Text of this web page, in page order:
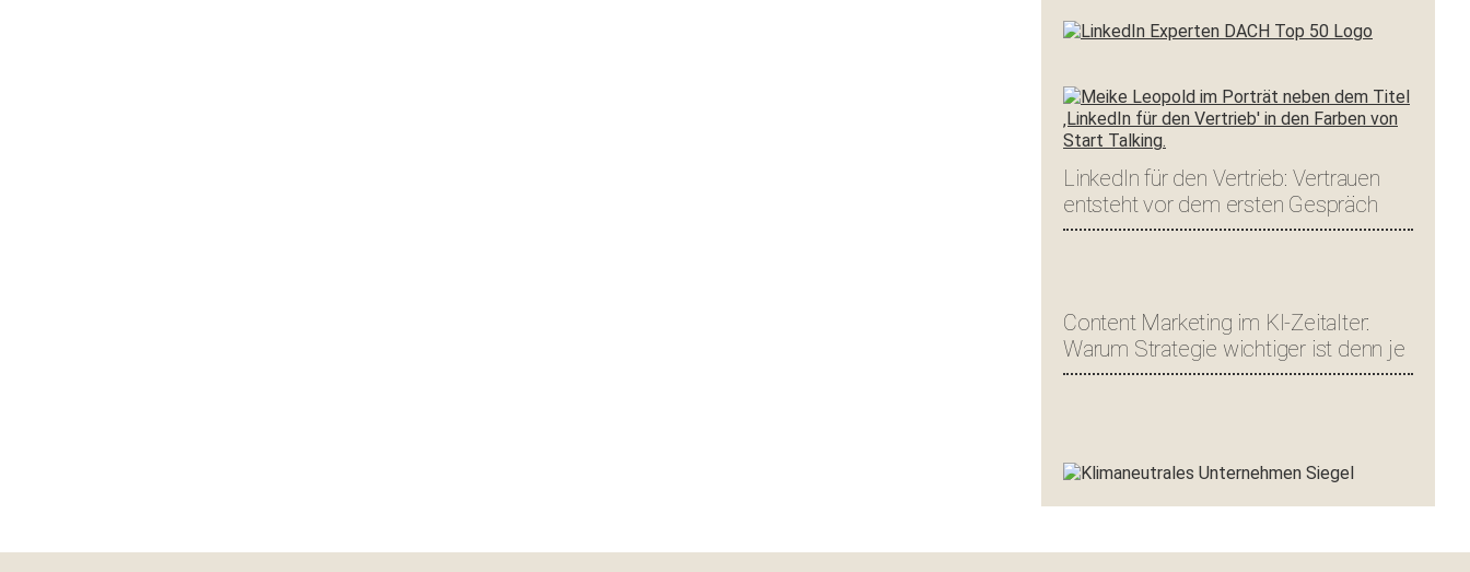
LinkedIn für den Vertrieb: Vertrauen
entsteht vor dem ersten Gespräch
Content Marketing im KI-Zeitalter:
Warum Strategie wichtiger ist denn je